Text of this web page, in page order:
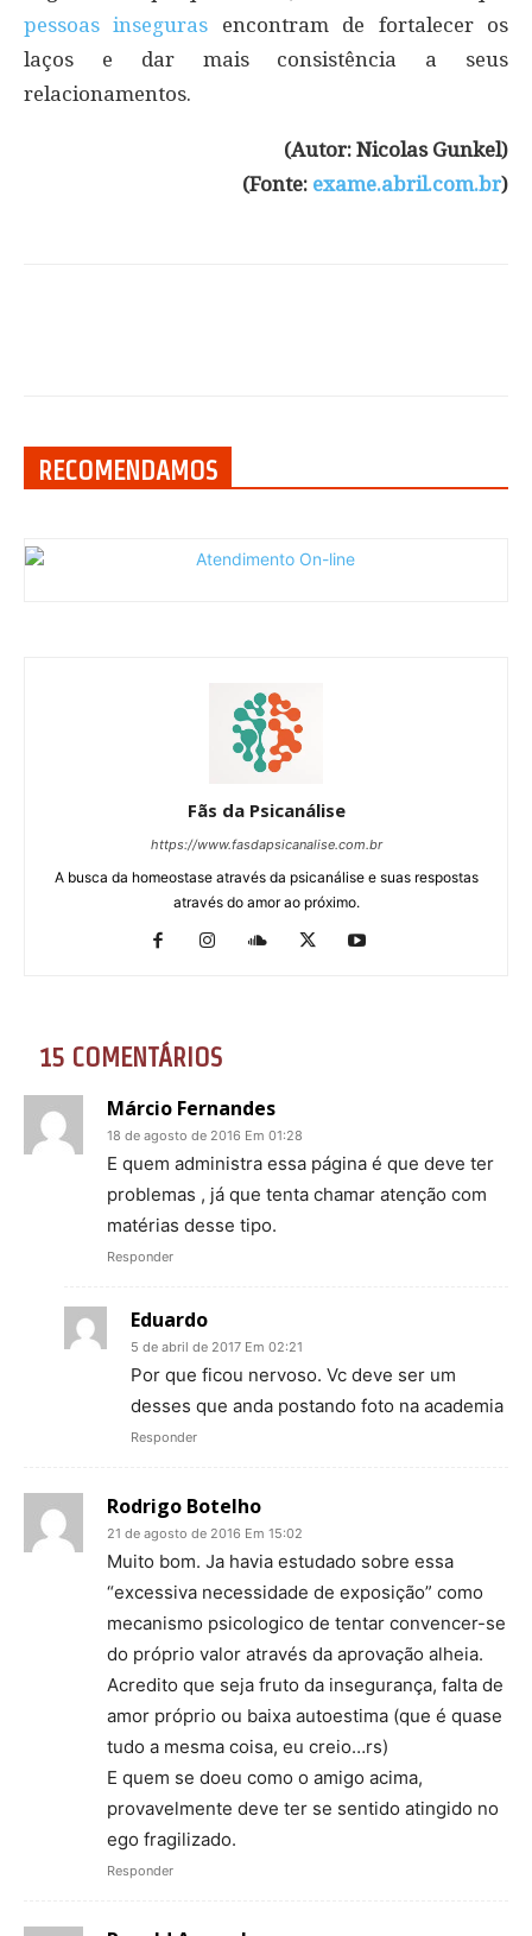
pessoas inseguras encontram de fortalecer os
laços e dar mais consistência a seus
relacionamentos.
(Autor: Nicolas Gunkel)
(Fonte: exame.abril.com.br)
RECOMENDAMOS
Fãs da Psicanálise
https://www.fasdapsicanalise.com.br
A busca da homeostase através da psicanálise e suas respostas
através do amor ao próximo.
15 COMENTÁRIOS
Márcio Fernandes
18 de agosto de 2016 Em 01:28
E quem administra essa página é que deve ter
problemas , já que tenta chamar atenção com
matérias desse tipo.
Responder
Eduardo
5 de abril de 2017 Em 02:21
Por que ficou nervoso. Vc deve ser um
desses que anda postando foto na academia
Responder
Rodrigo Botelho
21 de agosto de 2016 Em 15:02
Muito bom. Ja havia estudado sobre essa
“excessiva necessidade de exposição” como
mecanismo psicologico de tentar convencer-se
do próprio valor através da aprovação alheia.
Acredito que seja fruto da insegurança, falta de
amor próprio ou baixa autoestima (que é quase
tudo a mesma coisa, eu creio…rs)
E quem se doeu como o amigo acima,
provavelmente deve ter se sentido atingido no
ego fragilizado.
Responder